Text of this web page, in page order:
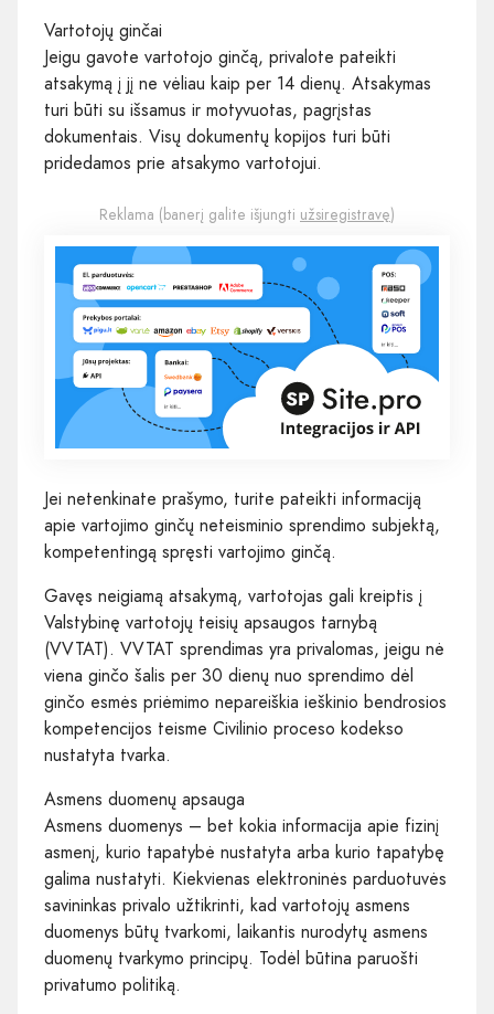
Vartotojų ginčai
Jeigu gavote vartotojo ginčą, privalote pateikti
atsakymą į jį ne vėliau kaip per 14 dienų. Atsakymas
turi būti su išsamus ir motyvuotas, pagrįstas
dokumentais. Visų dokumentų kopijos turi būti
pridedamos prie atsakymo vartotojui.
Reklama (banerį galite išjungti užsiregistravę)
Jei netenkinate prašymo, turite pateikti informaciją
apie vartojimo ginčų neteisminio sprendimo subjektą,
kompetentingą spręsti vartojimo ginčą.
Gavęs neigiamą atsakymą, vartotojas gali kreiptis į
Valstybinę vartotojų teisių apsaugos tarnybą
(VVTAT). VVTAT sprendimas yra privalomas, jeigu nė
viena ginčo šalis per 30 dienų nuo sprendimo dėl
ginčo esmės priėmimo nepareiškia ieškinio bendrosios
kompetencijos teisme Civilinio proceso kodekso
nustatyta tvarka.
Asmens duomenų apsauga
Asmens duomenys – bet kokia informacija apie fizinį
asmenį, kurio tapatybė nustatyta arba kurio tapatybę
galima nustatyti. Kiekvienas elektroninės parduotuvės
savininkas privalo užtikrinti, kad vartotojų asmens
duomenys būtų tvarkomi, laikantis nurodytų asmens
duomenų tvarkymo principų. Todėl būtina paruošti
privatumo politiką.